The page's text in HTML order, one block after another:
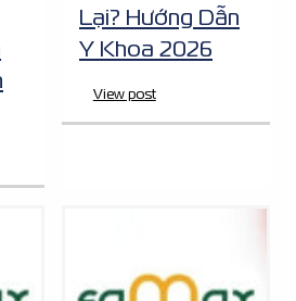
Lại? Hướng Dẫn
Y Khoa 2026
View post